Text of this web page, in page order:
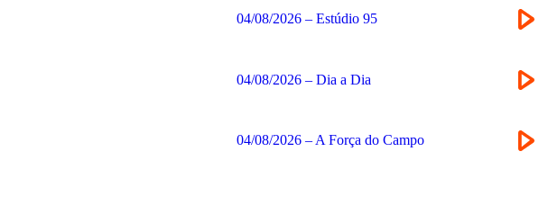
04/08/2026 – Estúdio 95
04/08/2026 – Dia a Dia
04/08/2026 – A Força do Campo